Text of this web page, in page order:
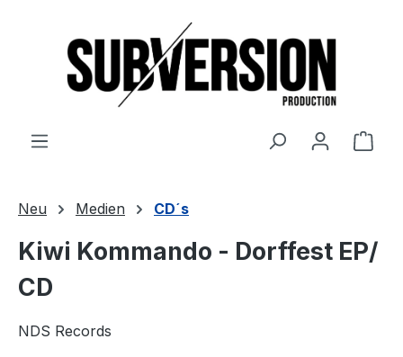
Neu Medien CD´s
Kiwi Kommando - Dorffest EP/
CD
NDS Records